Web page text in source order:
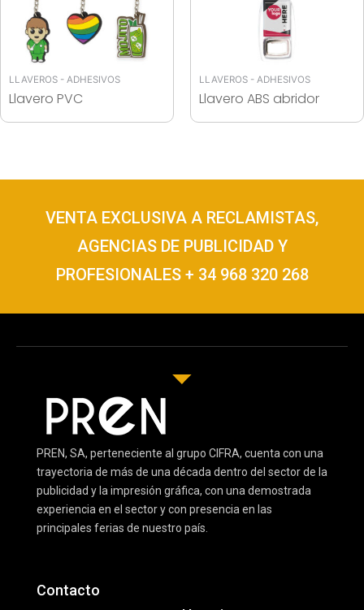
LLAVEROS - ADHESIVOS
Llavero PVC
LLAVEROS - ADHESIVOS
Llavero ABS abridor
VENTA EXCLUSIVA A RECLAMISTAS,
AGENCIAS DE PUBLICIDAD Y
PROFESIONALES + 34 968 320 268
PREN, SA, perteneciente al grupo CIFRA, cuenta con una
trayectoria de más de una década dentro del sector de la
publicidad y la impresión gráfica, con una demostrada
experiencia en el sector y con presencia en las
principales ferias de nuestro país.
Contacto